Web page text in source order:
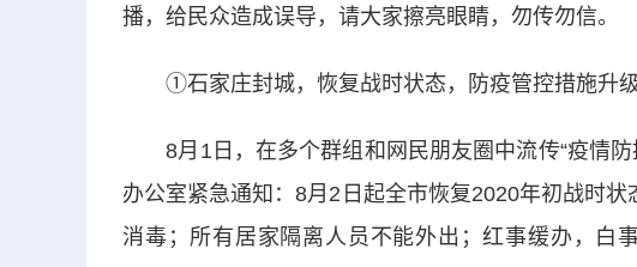
播，给民众造成误导，请大家擦亮眼睛，勿传勿信。
①石家庄封城，恢复战时状态，防疫管控措施升级
8月1日，在多个群组和网民朋友圈中流传“疫情防
办公室紧急通知：8月2日起全市恢复2020年初战时
消毒；所有居家隔离人员不能外出；红事缓办，白